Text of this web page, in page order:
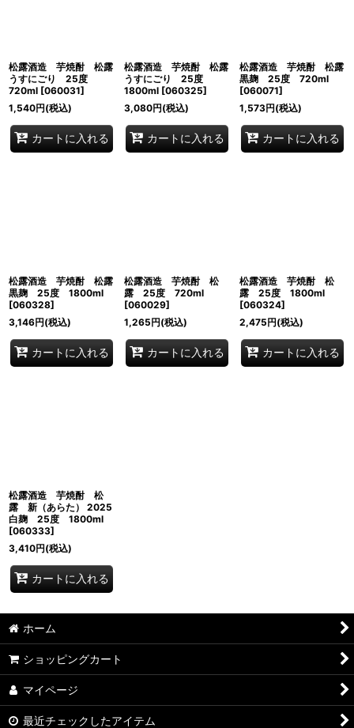
松露酒造 芋焼酎 松露
うすにごり 25度
720ml [060031]
1,540円(税込)
カートに入れる
松露酒造 芋焼酎 松露
うすにごり 25度
1800ml [060325]
3,080円(税込)
カートに入れる
松露酒造 芋焼酎 松露
黒麹 25度 720ml
[060071]
1,573円(税込)
カートに入れる
松露酒造 芋焼酎 松露
黒麹 25度 1800ml
[060328]
3,146円(税込)
カートに入れる
松露酒造 芋焼酎 松
露 25度 720ml
[060029]
1,265円(税込)
カートに入れる
松露酒造 芋焼酎 松
露 25度 1800ml
[060324]
2,475円(税込)
カートに入れる
松露酒造 芋焼酎 松
露 新（あらた） 2025
白麹 25度 1800ml
[060333]
3,410円(税込)
カートに入れる
ホーム
ショッピングカート
マイページ
最近チェックしたアイテム